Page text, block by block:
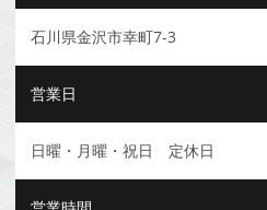
石川県金沢市幸町7-3
営業日
日曜・月曜・祝日 定休日